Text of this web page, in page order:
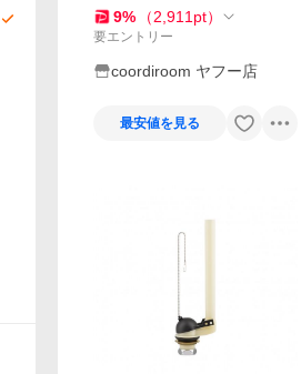
9% （2,911 pt）
要エントリー
coordiroom ヤフー店
最安値を見る